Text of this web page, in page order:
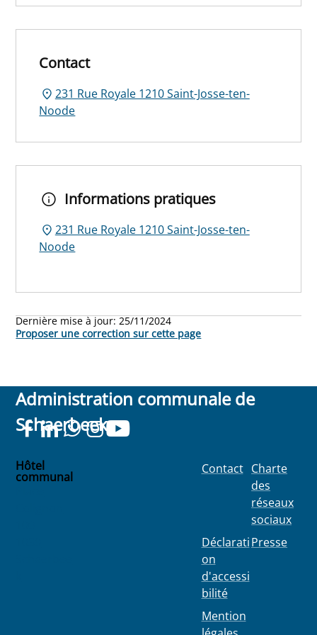
Contact
231 Rue Royale 1210 Saint-Josse-ten-
Noode
Informations pratiques
231 Rue Royale 1210 Saint-Josse-ten-
Noode
Dernière mise à jour:25/11/2024
Proposer une correction sur cette page
Administration communale de
Schaerbeek
Hôtel
communal
Contact
Déclarati
on
d'accessi
bilité
Mention
Charte
des
réseaux
sociaux
Presse